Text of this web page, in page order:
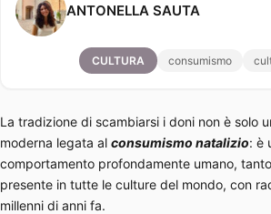
ANTONELLA SAUTA
CULTURA consumismo
La tradizione di scambiarsi i doni non è solo
moderna legata al consumismo natalizio: è
comportamento profondamente umano,
presente in tutte le culture del mondo, con
millenni di anni fa.